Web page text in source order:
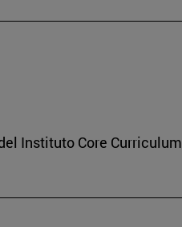
Instituto Core Curriculum